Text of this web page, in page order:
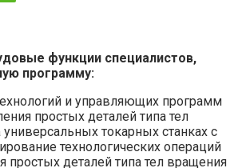
функции специалистов,
программу:
и управляющих программ
простых деталей типа тел
токарных станках с
технологических операций
простых деталей типа тел вращения